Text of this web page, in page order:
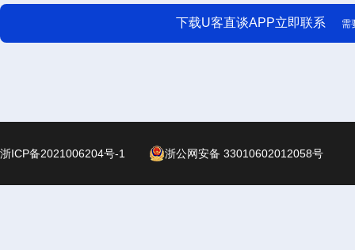
下载U客直谈APP立即联系 需
浙ICP备2021006204号-1 浙公网安备 33010602012058号